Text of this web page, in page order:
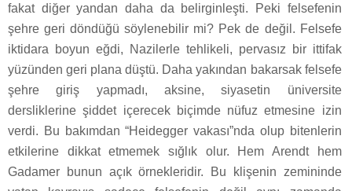
fakat diğer yandan daha da belirginleşti. Peki felsefenin
şehre geri döndüğü söylenebilir mi? Pek de değil. Felsefe
iktidara boyun eğdi, Nazilerle tehlikeli, pervasız bir ittifak
yüzünden geri plana düştü. Daha yakından bakarsak felsefe
şehre giriş yapmadı, aksine, siyasetin üniversite
dersliklerine şiddet içerecek biçimde nüfuz etmesine izin
verdi. Bu bakımdan “Heidegger vakası”nda olup bitenlerin
etkilerine dikkat etmemek sığlık olur. Hem Arendt hem
Gadamer bunun açık örnekleridir. Bu klişenin zemininde